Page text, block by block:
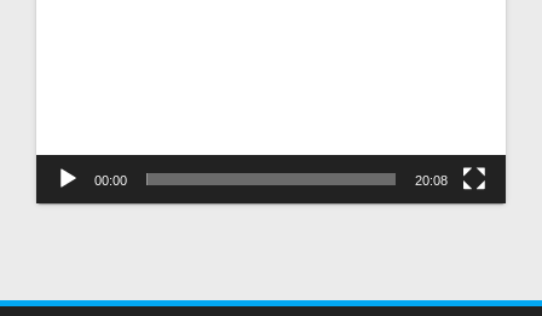
00:00 20:08